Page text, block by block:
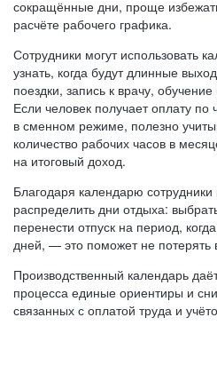
сокращённые дни, проще
расчёте рабочего графика.
Сотрудники могут использовать
узнать, когда будут длинные
поездки, запись к врачу,
Если человек получает оплату по
в сменном режиме, полезно
количество рабочих часов в
на итоговый доход.
Благодаря календарю сотрудники
распределить дни отдыха:
перенести отпуск на период,
дней, — это поможет не потерять
Производственный календарь
процесса единые ориентиры и
связанных с оплатой труда и